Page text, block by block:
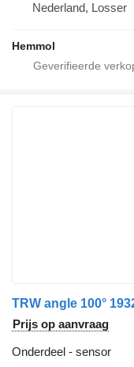
Nederland, Losser
Hemmol
Prijs op aanvraag
Onderdeel - sensor